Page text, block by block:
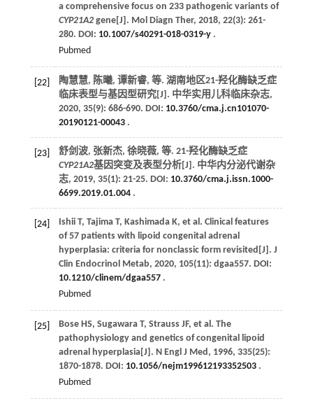
a comprehensive focus on 233 pathogenic variants of
CYP21A2gene[J]. Mol Diagn Ther, 2018, 22(3): 261-
280. DOI: 10.1007/s40291-018-0319-y.
Pubmed
[22] 陶慧慧, 陈曦, 谭新睿, 等. 湖南地区21-羟化酶缺乏症
临床表型与基因型研究[J]. 中华实用儿科临床杂志,
2020, 35(9): 686-690. DOI: 10.3760/cma.j.cn101070-
20190121-00043.
[23] 舒剑波, 张新杰, 徐晓薇, 等. 21-羟化酶缺乏症
CYP21A2基因突变及表型分析[J]. 中华内分泌代谢杂
志, 2019, 35(1): 21-25. DOI: 10.3760/cma.j.issn.1000-
6699.2019.01.004.
[24] Ishii T, Tajima T, Kashimada K, et al . Clinical features
of 57 patients with lipoid congenital adrenal
hyperplasia: criteria for nonclassic form revisited[J]. J
Clin Endocrinol Metab, 2020, 105(11): dgaa557. DOI:
10.1210/clinem/dgaa557.
Pubmed
[25] Bose HS, Sugawara T, Strauss JF, et al . The
pathophysiology and genetics of congenital lipoid
adrenal hyperplasia[J]. N Engl J Med , 1996, 335(25):
1870-1878. DOI: 10.1056/nejm199612193352503.
Pubmed